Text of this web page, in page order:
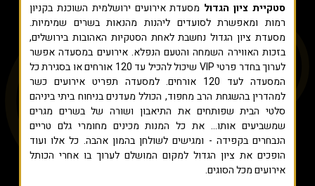
סטקיית ציון הגדול מסעדת אירועים ירושלמית השוכנת בקניון
רמות ומאפשרת לסועדים ליהנות מהנאות בשרים שמימיות.
מסעדת ציון הגדול נחשבת לאחת הסטקיות האהובות בירושלים,
בזכות האווירה השמחה והטעם הנפלא. אירועים במסעדה אפשר
לערוך בחדר פרטי VIP שיכול להכיל עד 120 אורחים או בסגירת כל
המסעדה לעד 120 אורחים. למסעדה תפריט אירועים כשר
למהדרין בהשגחת הרב מחפוד, הכולל מעדנים בניחוח ביתי ביניהם
סלטי הבית שפותחים את התיאבון ושורה של בשרים מגרים
שמשביעים אותו... את כל המנות מכינים מחומרי גלם טריים
הנבחרים בקפידה - ומגישים לשולחן בהמון אהבה. כל אלו ועוד
הופכים את ציון הגדול למקום המושלם לערוך בו אחרי הכותל
אירועים מכל הסוגים.